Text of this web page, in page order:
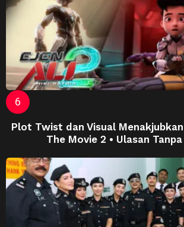
Plot Twist dan Visual
The Movie 2 • Ulasan